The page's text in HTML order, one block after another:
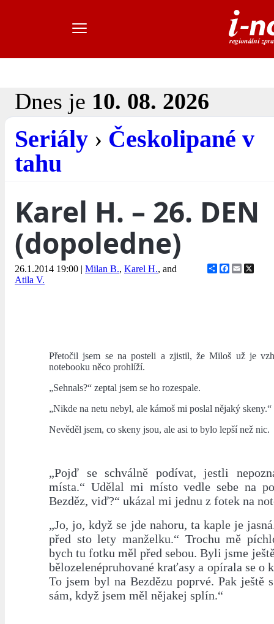
Dnes je 10. 08. 2026
Seriály › Českolipané v
tahu
Karel H. – 26. DEN
(dopoledne)
26.1.2014 19:00 | Milan B., Karel H., and
Atila V.
ShareFacebook
Email
Přetočil jsem se na posteli a zjistil, že Miloš už je
notebooku něco prohlíží.
„Sehnals?“ zeptal jsem se ho rozespale.
„Nikde na netu nebyl, ale kámoš mi poslal nějaký skeny.“
Nevěděl jsem, co skeny jsou, ale asi to bylo lepší než nic.
„Pojď se schválně podívat, jestli
místa.“ Udělal mi místo vedle sebe na
Bezděz, viď?“ ukázal mi jednu z fotek na
„Jo, jo, když se jde nahoru, ta kaple je
před sto lety manželku.“ Trochu mě
bych tu fotku měl před sebou. Byli jsme
bělozelenépruhované kraťasy a opírala se o
To jsem byl na Bezdězu poprvé. Pak ještě
sám, když jsem měl nějakej splín.“